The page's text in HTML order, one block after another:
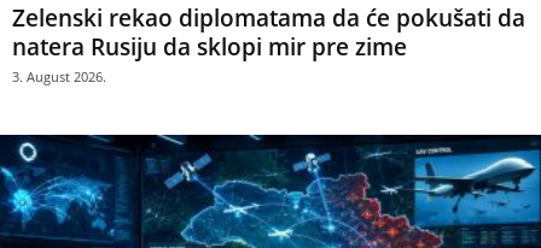
Zelenski rekao diplomatama da će pokušati da
natera Rusiju da sklopi mir pre zime
3. August 2026.